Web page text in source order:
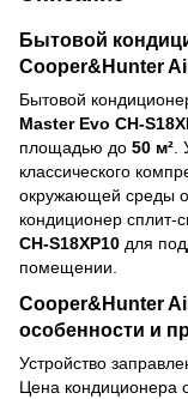
Бытовой
Cooper&Hunter
Бытовой
Master Evo CH-
площадью до 50 м²
классического
окружающей среды
кондиционер сплит-
CH-S18XP10 для
помещении.
Cooper&Hunter
особенности и
Устройство
Цена кондиционера